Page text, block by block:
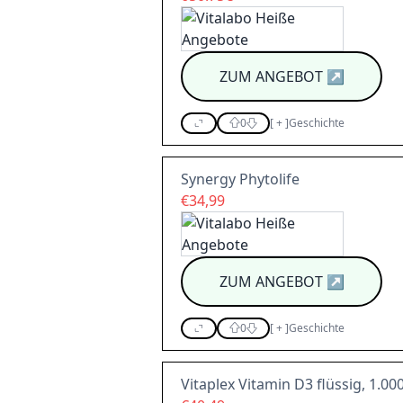
ZUM ANGEBOT↗
0 [+]Geschichte
Synergy Phytolife
€34,99
ZUM ANGEBOT↗
0 [+]Geschichte
Vitaplex Vitamin D3 flüssig,